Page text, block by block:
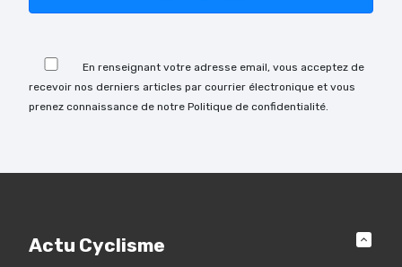
En renseignant votre adresse email, vous acceptez de
recevoir nos derniers articles par courrier électronique et vous
prenez connaissance de notre Politique de confidentialité.
Actu Cyclisme